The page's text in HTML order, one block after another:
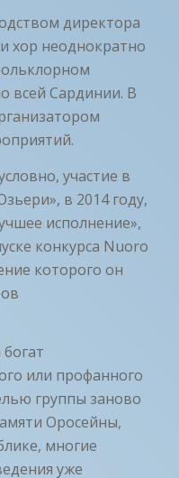
директора
хор неоднократно
всей Сардинии. В
участие в
в 2014 году,
исполнение»,
конкурса Nuoro
которого он
или профанного
группы заново
Оросейны,
многие
уже